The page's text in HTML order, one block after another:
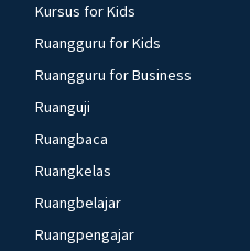
Kursus for Kids
Ruangguru for Kids
Ruangguru for Business
Ruanguji
Ruangbaca
Ruangkelas
Ruangbelajar
Ruangpengajar